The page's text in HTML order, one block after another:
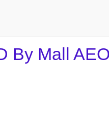
By Mall